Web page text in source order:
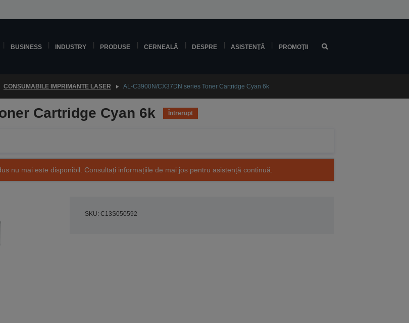
BUSINESS INDUSTRY PRODUSE CERNEALĂ DESPRE ASISTENŢĂ PROMOŢII
CONSUMABILE IMPRIMANTE LASER AL-C3900N/CX37DN series Toner Cartridge Cyan 6k
Cartridge Cyan 6k Întrerupt
nu mai este disponibil. Consultați informațiile de mai jos pentru asistență continuă.
SKU: C13S050592